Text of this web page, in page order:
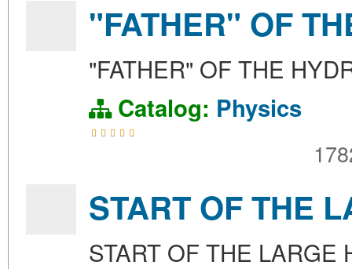
"FATHER" OF
"FATHER" OF THE
Catalog: Physics
START OF THE
START OF THE LARGE